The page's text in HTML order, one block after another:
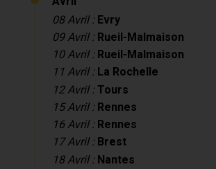
08 Avril : Evry
09 Avril : Rueil-Malmaison
10 Avril : Rueil-Malmaison
11 Avril : La Rochelle
12 Avril :Tours
15 Avril : Rennes
16 Avril : Rennes
17 Avril : Brest
18 Avril : Nantes